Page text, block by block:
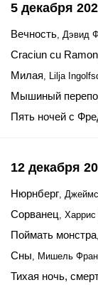
5 декабря
Вечность, Дэвид
Craciun cu Ramon
Милая, Lilja
Мышиный
Пять ночей с
12 декабря
Нюрнберг,
Сорванец, Харрис
Поймать монстра
Сны, Мишель
Тихая ночь,